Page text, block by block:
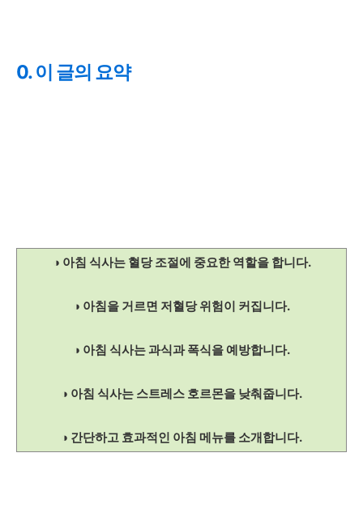
0. 이 글의 요약
◑ 아침 식사는 혈당 조절에 중요한 역할을 합니다.
◑ 아침을 거르면 저혈당 위험이 커집니다.
◑ 아침 식사는 과식과 폭식을 예방합니다.
◑ 아침 식사는 스트레스 호르몬을 낮춰줍니다.
◑ 간단하고 효과적인 아침 메뉴를 소개합니다.